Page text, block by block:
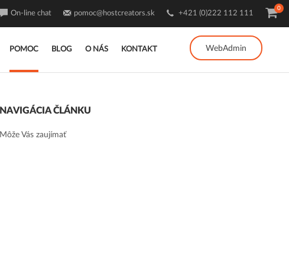
POMOC BLOG O NÁS KONTAKT WebAdmin
On-line chat pomoc@hostcreators.sk +421 (0)222 112 111
0
NAVIGÁCIA ČLÁNKU
Môže Vás zaujímať